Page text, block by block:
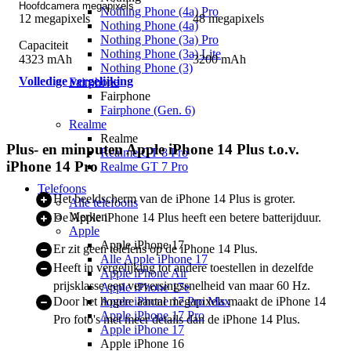
Nothing Phone (4a) Pro
Nothing Phone (4a)
Nothing Phone (3a) Pro
Nothing Phone (3a) Lite
Nothing Phone (3)
Fairphone
Fairphone
Fairphone (Gen. 6)
Realme
Realme
Realme GT 8 Pro
Realme GT 7 Pro
Telefoons
Alle telefoons
Merken
Apple
Apple iPhone 17
Alle Apple iPhone 17
Apple iPhone Air
Apple iPhone 17e
Apple iPhone 17 Pro Max
Apple iPhone 17 Pro
Apple iPhone 17
Apple iPhone 16
Hoofdcamera megapixels
12 megapixels
48 megapixels
Capaciteit
4323 mAh
3200 mAh
Volledige vergelijking
Plus- en minputen Apple iPhone 14 Plus t.o.v.
iPhone 14 Pro
Het beeldscherm van de iPhone 14 Plus is groter.
De Apple iPhone 14 Plus heeft een betere batterijduur.
Er zit geen telelens op de iPhone 14 Plus.
Heeft in vergelijking tot andere toestellen in dezelfde
prijsklasse een verversingssnelheid van maar 60 Hz.
Door het hogere aantal megapixels maakt de iPhone 14
Pro foto's met meer details dan de iPhone 14 Plus.